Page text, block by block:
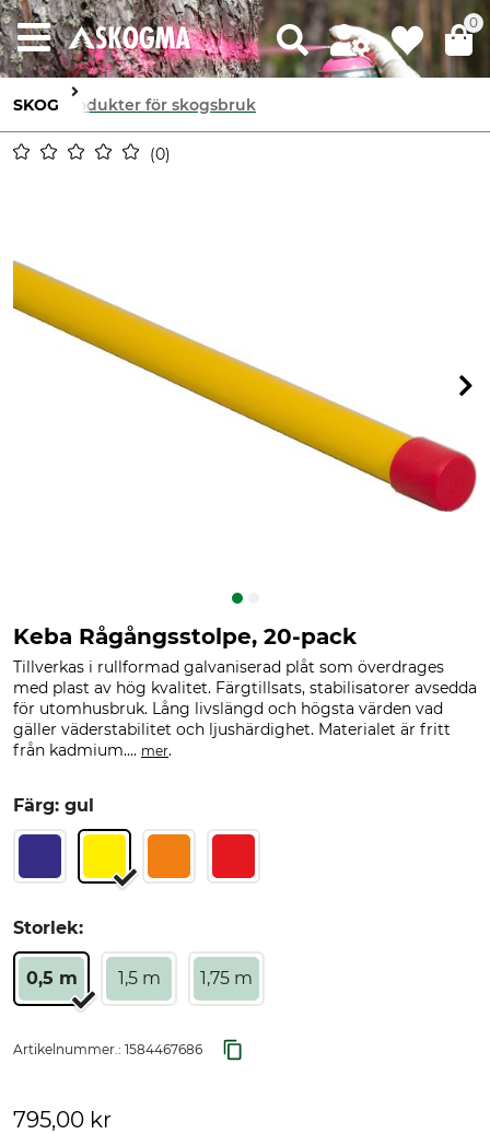
0
SKOG Produkter för skogsbruk
0
Keba Rågångsstolpe, 20-pack
Tillverkas i rullformad galvaniserad plåt som överdrages
med plast av hög kvalitet. Färgtillsats, stabilisatorer avsedda
för utomhusbruk. Lång livslängd och högsta värden vad
gäller väderstabilitet och ljushärdighet. Materialet är fritt
från kadmium.... mer.
Färg: gul
Storlek:
0,5 m 1,5 m 1,75 m
Artikelnummer.: 1584467686
795,00 kr